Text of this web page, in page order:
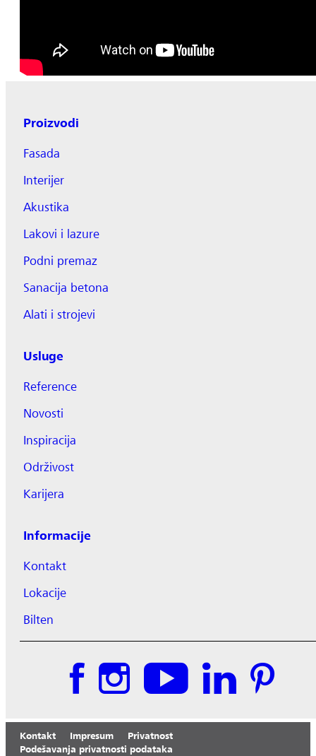
Proizvodi
Fasada
Interijer
Akustika
Lakovi i lazure
Podni premaz
Sanacija betona
Alati i strojevi
Usluge
Reference
Novosti
Inspiracija
Održivost
Karijera
Informacije
Kontakt
Lokacije
Bilten
Kontakt Impresum
Privatnost
Podešavanja privatnosti podataka